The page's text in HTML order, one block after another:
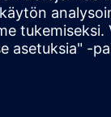
6000 I /